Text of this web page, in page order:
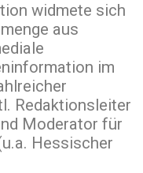
widmete sich
aus
im
Redaktionsleiter
Moderator für
Hessischer